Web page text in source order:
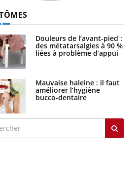
Douleurs de l’avant-pied :
des métatarsalgies à 90 %
liées à problème d’appui
Mauvaise haleine : il faut
améliorer l’hygiène
bucco-dentaire